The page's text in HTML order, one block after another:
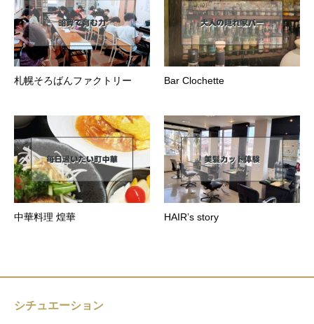
札幌そろばんファクトリー Bar Clochette
中華料理 煌華 HAIR’s story
シチュエーション